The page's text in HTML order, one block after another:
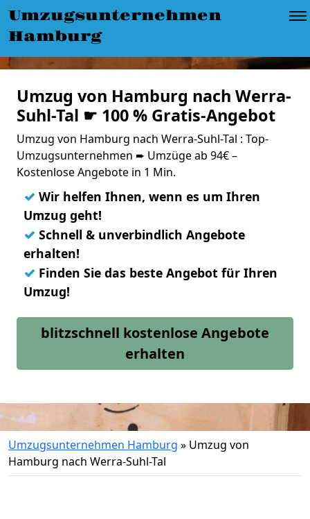
Umzugsunternehmen
Hamburg
Umzug von Hamburg nach Werra-
Suhl-Tal ☛ 100 % Gratis-Angebot
Umzug von Hamburg nach Werra-Suhl-Tal : Top-
Umzugsunternehmen ➨ Umzüge ab 94€ –
Kostenlose Angebote in 1 Min.
✓ Wir helfen Ihnen, wenn es um Ihren
Umzug geht!
✓ Schnell & unverbindlich Angebote
erhalten!
✓ Finden Sie das beste Angebot für Ihren
Umzug!
blitzschnell kostenlose Angebote
erhalten
Umzugsunternehmen Hamburg » Umzug von
Hamburg nach Werra-Suhl-Tal